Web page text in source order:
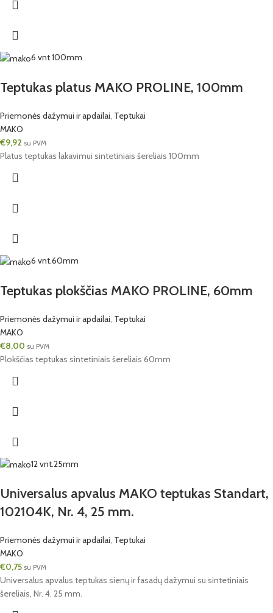
6 vnt.100mm
Teptukas platus MAKO PROLINE, 100mm
Priemonės dažymui ir apdailai, Teptukai
MAKO
€9,92 su PVM
Platus teptukas lakavimui sintetiniais šereliais 100mm
6 vnt.60mm
Teptukas plokščias MAKO PROLINE, 60mm
Priemonės dažymui ir apdailai Teptukai
MAKO
€8,00 su PVM
Plokščias teptukas sintetiniais šereliais 60mm
12 vnt.25mm
Universalus apvalus MAKO teptukas Standart,
102104K, Nr. 4, 25 mm.
Priemonės dažymui ir apdailai, Teptukai
MAKO
€0,75 su PVM
Universalus apvalus teptukas sienų ir fasadų dažymui su sintetiniais
šereliais, Nr. 4, 25 mm.